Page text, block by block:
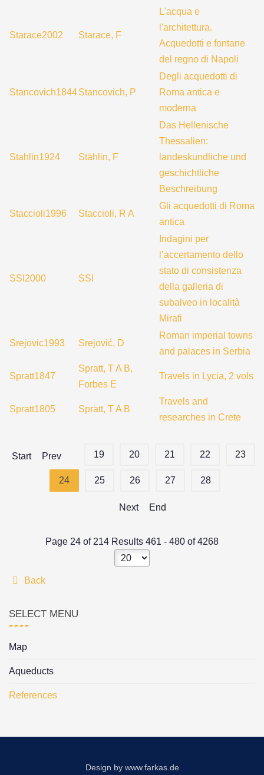
Starace2002 Starace, F
L'acqua e
l'architettura.
Acquedotti e fontane
del regno di Napoli
Stancovich1844Stancovich, P
Degli acquedotti di
Roma antica e
moderna
Stahlin1924 Stählin, F
Das Hellenische
Thessalien:
landeskundliche und
geschichtliche
Beschreibung
Staccioli1996 Staccioli, R A
Gli acquedotti di Roma
antica
SSI2000 SSI
Indagini per
l’accertamento dello
stato di consistenza
della galleria di
subalveo in località
Mirafi
Srejovic1993 Srejović, D
Roman imperial towns
and palaces in Serbia
Spratt1847
Spratt, T A B,
Forbes E
Travels in Lycia, 2 vols
Spratt1805 Spratt, T A B
Travels and
researches in Crete
Start Prev 19 20 21 22 23
24 25 26 27 28
Next End
Page 24 of 214 Results 461 - 480 of 4268
Back
SELECT MENU
Map
Aqueducts
References
Design by www.farkas.de